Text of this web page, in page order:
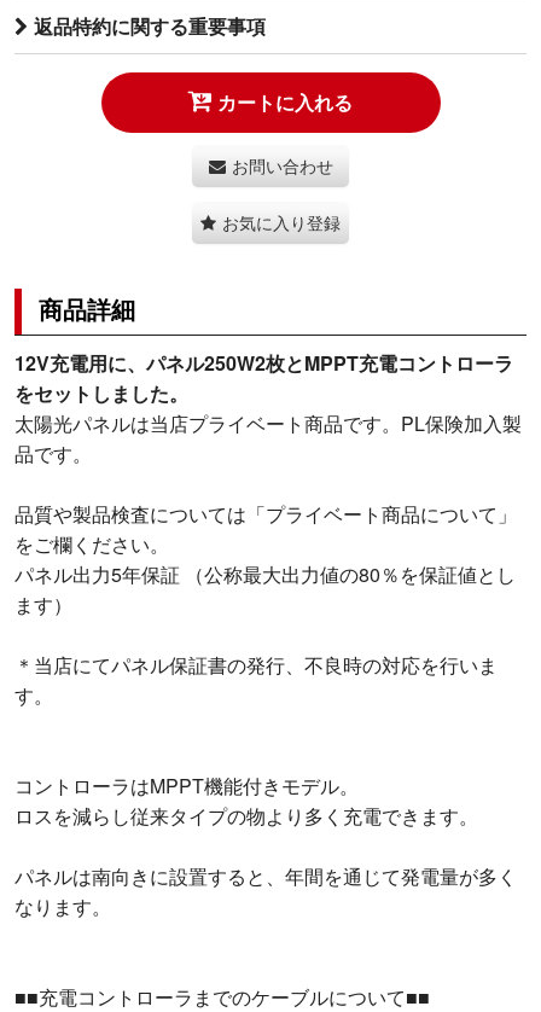
返品特約に関する重要事項
カートに入れる
お問い合わせ
お気に入り登録
商品詳細
12V充電用に、パネル250W2枚とMPPT充電コントローラ
をセットしました。
太陽光パネルは当店プライベート商品です。PL保険加入製
品です。
品質や製品検査については「プライベート商品について」
をご欄ください。
パネル出力5年保証 （公称最大出力値の80％を保証値とし
ます）
＊当店にてパネル保証書の発行、不良時の対応を行いま
す。
コントローラはMPPT機能付きモデル。
ロスを減らし従来タイプの物より多く充電できます。
パネルは南向きに設置すると、年間を通じて発電量が多く
なります。
■■充電コントローラまでのケーブルについて■■